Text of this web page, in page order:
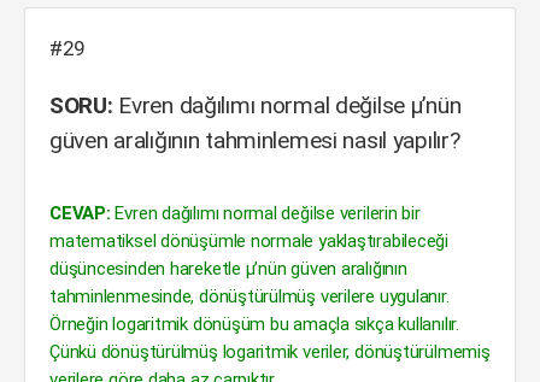
#29
SORU: Evren dağılımı normal değilse µ’nün
güven aralığının tahminlemesi nasıl yapılır?
CEVAP: Evren dağılımı normal değilse verilerin bir
matematiksel dönüşümle normale yaklaştırabileceği
düşüncesinden hareketle µ’nün güven aralığının
tahminlenmesinde, dönüştürülmüş verilere uygulanır.
Örneğin logaritmik dönüşüm bu amaçla sıkça kullanılır.
Çünkü dönüştürülmüş logaritmik veriler, dönüştürülmemiş